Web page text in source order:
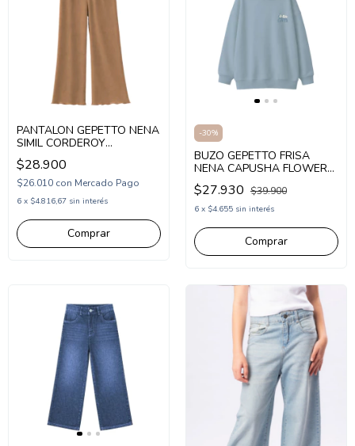
PANTALON GEPETTO NENA
SIMIL CORDEROY
(GT295340)
$28.900
$26.010 con Mercado Pago
6 x $4.816,67 sin interés
Comprar
-30%
BUZO GEPETTO FRISA
NENA CAPUSHA FLOWERS
(GT295323)
$27.930 $39.900
6 x $4.655 sin interés
Comprar